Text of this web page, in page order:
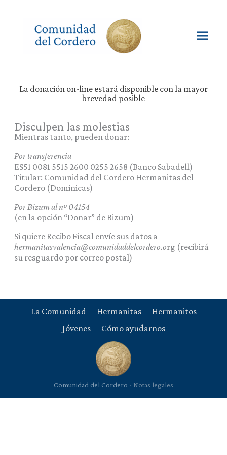
contenido
La donación on-line estará disponible con la mayor
brevedad posible
Disculpen las molestias
Mientras tanto, pueden donar:
Por transferencia
ES51 0081 5515 2600 0255 2658 (Banco Sabadell)
Titular: Comunidad del Cordero Hermanitas del
Cordero (Dominicas)
Por Bizum al nº 04154
(en la opción “Donar” de Bizum)
Si quiere Recibo Fiscal envíe sus datos a
hermanitasvalencia@comunidaddelcordero.org (recibirá
su resguardo por correo postal)
La Comunidad Hermanitas
Hermanitos
Jóvenes
Cómo ayudarnos
Comunidad del Cordero - Notas legales